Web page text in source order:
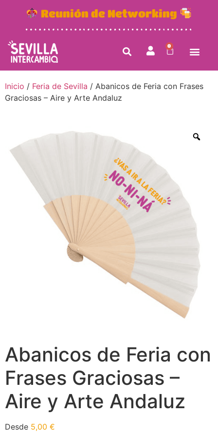
Reunión de Networking
0
Inicio / Feria de Sevilla / Abanicos de Feria con Frases
Graciosas – Aire y Arte Andaluz
Abanicos de Feria con
Frases Graciosas –
Aire y Arte Andaluz
Desde 5,00 €